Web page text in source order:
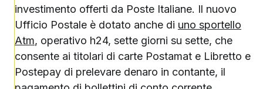
investimento offerti da Poste Italiane. Il nuovo
Ufficio Postale è dotato anche di uno sportello
Atm, operativo h24, sette giorni su sette, che
consente ai titolari di carte Postamat e Libretto e
Postepay di prelevare denaro in contante, il